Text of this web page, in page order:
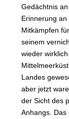
Gedächtnis an
Erinnerung
Mitkämpfen
seinem
wieder
Landes
aber jetzt
der Sicht des
Anhangs. Das